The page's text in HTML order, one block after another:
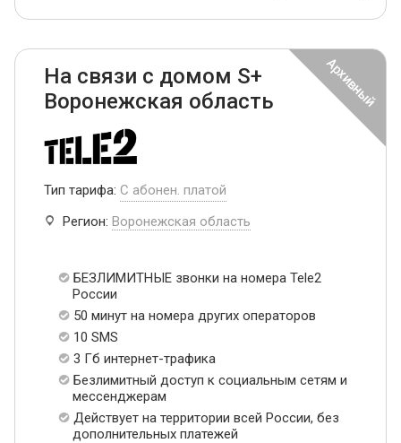
На связи с домом S+
Воронежская область
Тип тарифа: С абонен. платой
Регион: Воронежская область
БЕЗЛИМИТНЫЕ звонки на номера Tele2
России
50 минут на номера других операторов
10 SMS
3 Гб интернет-трафика
Безлимитный доступ к социальным сетям и
мессенджерам
Действует на территории всей России, без
дополнительных платежей